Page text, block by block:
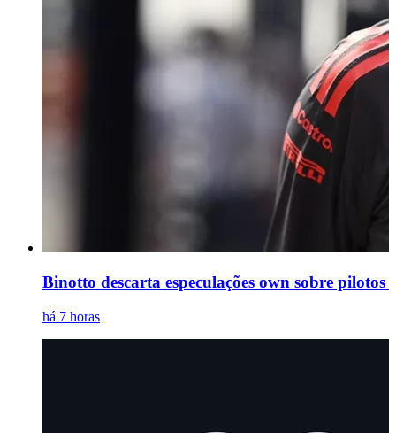
Binotto descarta especulações own sobre
há 7 horas